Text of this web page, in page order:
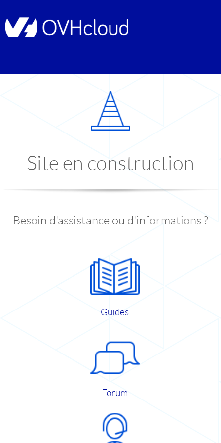
Site en construction
Besoin d'assistance ou d'informations ?
Guides
Forum